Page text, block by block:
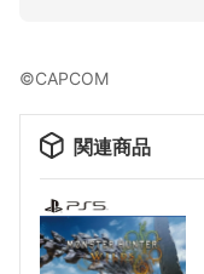
©CAPCOM
関連商品